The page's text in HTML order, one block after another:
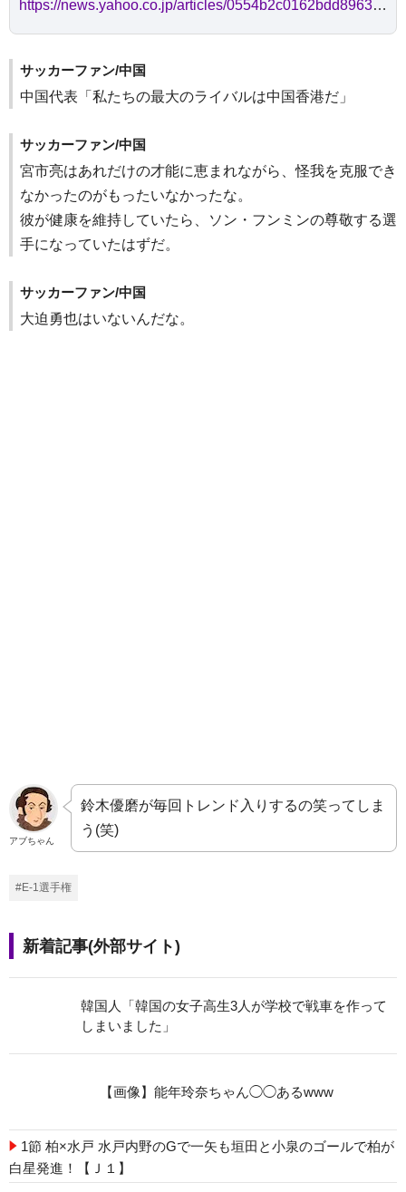
https://news.yahoo.co.jp/articles/0554b2c0162bdd89638853c577ecf0ef5fe6d6ca
サッカーファン/中国
中国代表「私たちの最大のライバルは中国香港だ」
サッカーファン/中国
宮市亮はあれだけの才能に恵まれながら、怪我を克服でき
なかったのがもったいなかったな。
彼が健康を維持していたら、ソン・フンミンの尊敬する選
手になっていたはずだ。
サッカーファン/中国
大迫勇也はいないんだな。
アブちゃん
鈴木優磨が毎回トレンド入りするの笑ってしま
う(笑)
#E-1選手権
新着記事(外部サイト)
韓国人「韓国の女子高生3人が学校で戦車を作って
しまいました」
【画像】能年玲奈ちゃん◯◯あるwww
1節 柏×水戸 水戸内野のGで一矢も垣田と小泉のゴールで柏が
白星発進！【Ｊ１】